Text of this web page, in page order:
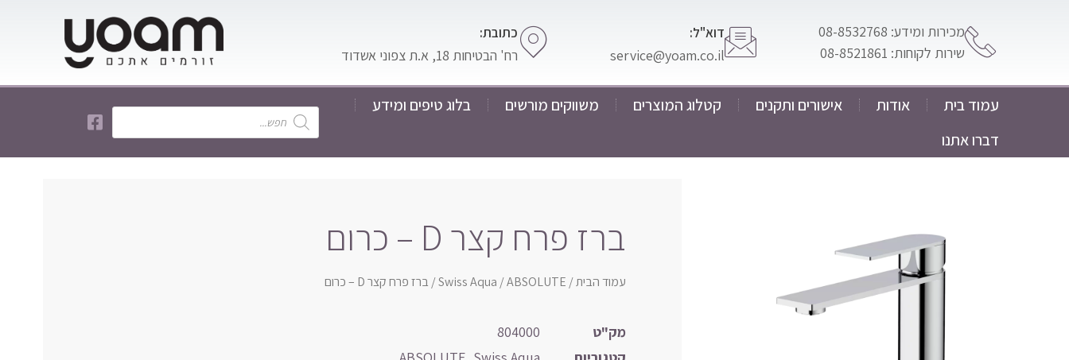
מכירות ומידע: 08-8532768
שירות לקוחות: 08-8521861
דוא"ל:
service@yoam.co.il
כתובת:
רח' הבטיחות 18, א.ת צפוני אשדוד
עמוד בית אודות אישורים ותקנים קטלוג המוצרים משווקים מורשים
בלוג טיפים ומידע
דברו אתנו
ברז פרח קצר D – כרום
עמוד הבית/
Swiss Aqua /ABSOLUTE / ברז פרח קצר D – כרום
מק"ט
804000